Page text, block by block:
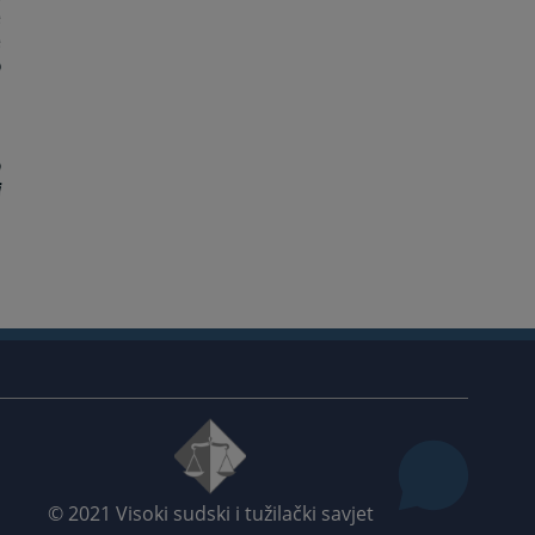
© 2021 Visoki sudski i tužilački savjet